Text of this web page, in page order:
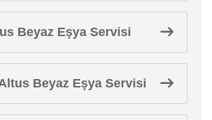
Beyaz Eşya Servisi
Beyaz Eşya Servisi